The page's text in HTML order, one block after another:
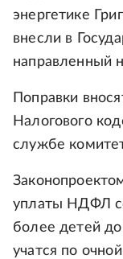
энергетике
внесли в
направленный
Поправки
Налогового
службе
уплаты НДФЛ
более детей
учатся по